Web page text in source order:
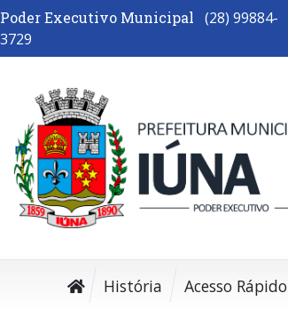
Poder Executivo Municipal
(28) 99884-
3729
História Acesso Rápido